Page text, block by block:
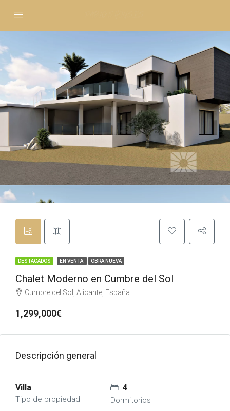
DESTACADOS EN VENTA OBRA NUEVA
Chalet Moderno en Cumbre del Sol
Cumbre del Sol, Alicante, España
1,299,000€
Descripción general
Villa
Tipo de propiedad
4
Dormitorios